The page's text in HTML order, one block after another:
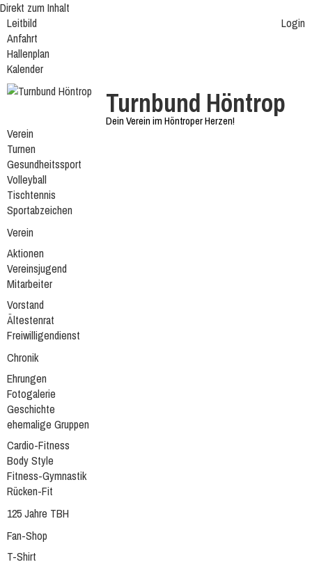
Direkt zum Inhalt
Login
Leitbild
Anfahrt
Hallenplan
Kalender
Turnbund Höntrop
Dein Verein im Höntroper Herzen!
Verein
Turnen
Gesundheitssport
Volleyball
Tischtennis
Sportabzeichen
Verein
Aktionen
Vereinsjugend
Mitarbeiter
Vorstand
Ältestenrat
Freiwilligendienst
Chronik
Ehrungen
Fotogalerie
Geschichte
ehemalige Gruppen
Cardio-Fitness
Body Style
Fitness-Gymnastik
Rücken-Fit
125 Jahre TBH
Fan-Shop
T-Shirt